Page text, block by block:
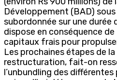
Développement (BAD)
subordonnée sur une durée
dispose en conséquence de
capitaux frais pour
Les prochaines étapes de
restructuration, fait-on
l’unbundling des